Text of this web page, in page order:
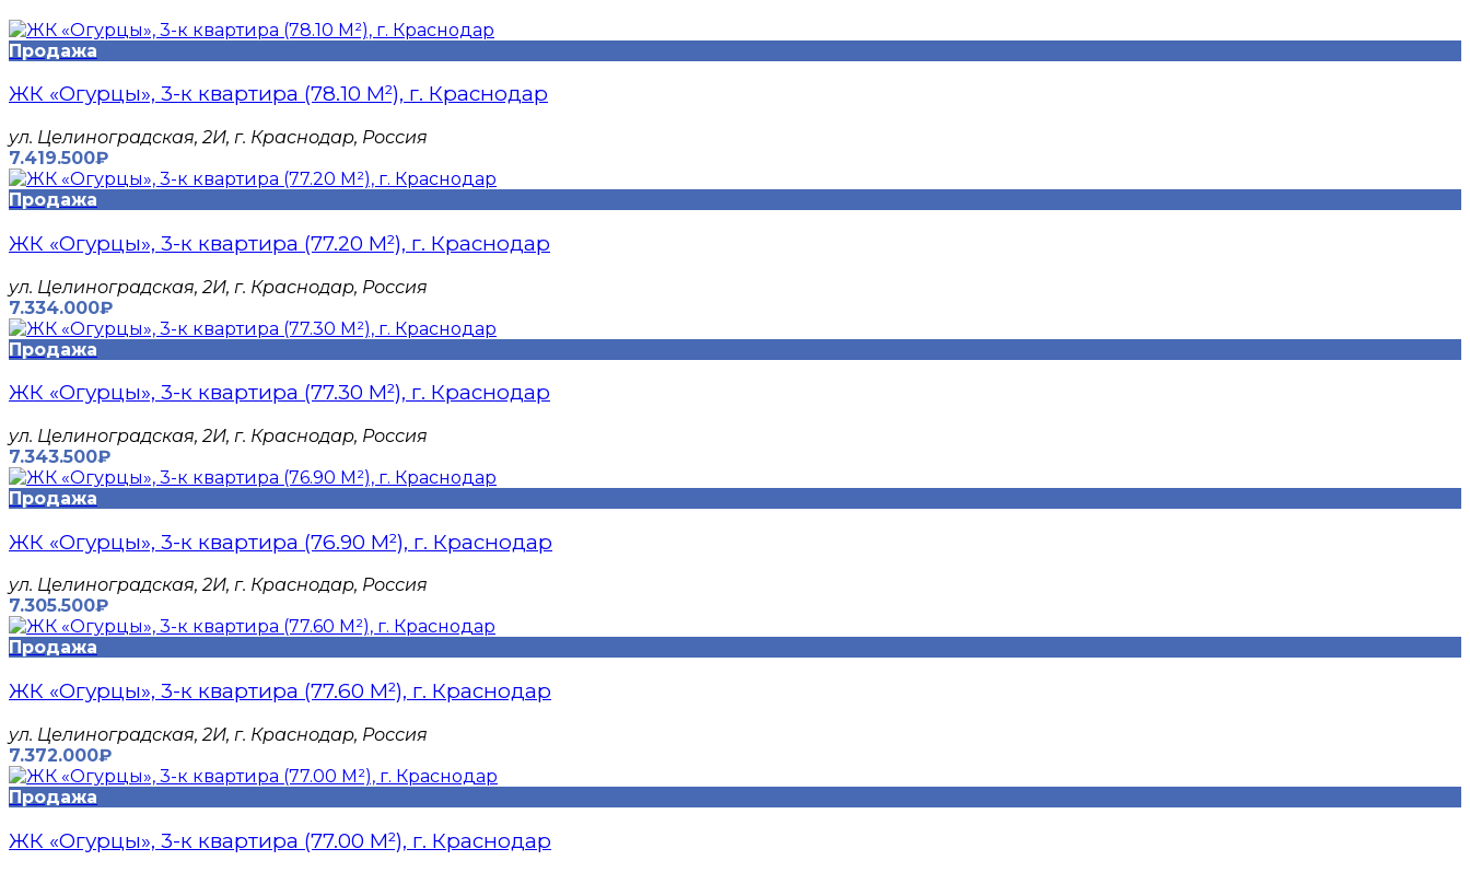
Продажа
ЖК «Огурцы», 3-к квартира (78.10 М²), г. Краснодар
​ул. Целиноградская, 2И, г. Краснодар, Россия
7.419.500₽
Продажа
ЖК «Огурцы», 3-к квартира (77.20 М²), г. Краснодар
​ул. Целиноградская, 2И, г. Краснодар, Россия
7.334.000₽
Продажа
ЖК «Огурцы», 3-к квартира (77.30 М²), г. Краснодар
​ул. Целиноградская, 2И, г. Краснодар, Россия
7.343.500₽
Продажа
ЖК «Огурцы», 3-к квартира (76.90 М²), г. Краснодар
​ул. Целиноградская, 2И, г. Краснодар, Россия
7.305.500₽
Продажа
ЖК «Огурцы», 3-к квартира (77.60 М²), г. Краснодар
​ул. Целиноградская, 2И, г. Краснодар, Россия
7.372.000₽
Продажа
ЖК «Огурцы», 3-к квартира (77.00 М²), г. Краснодар